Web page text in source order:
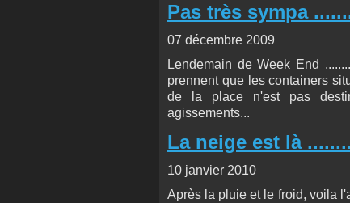
Pas très sympa
07 décembre 2009
Lendemain de Week End
prennent que les containers
de la place n'est pas
agissements...
La neige est là
10 janvier 2010
Après la pluie et le froid, voila